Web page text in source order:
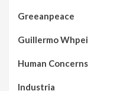
Greeanpeace
Guillermo Whpei
Human Concerns
Industria